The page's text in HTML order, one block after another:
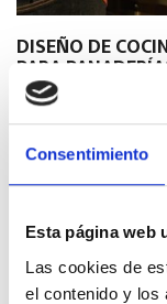
Consentimiento
Esta página web
Las cookies de
el contenido y los
DISEÑO DE
PARA
Consejos de uso y
8 de agosto de
En el competitivo
fundamental para
LEER MÁS